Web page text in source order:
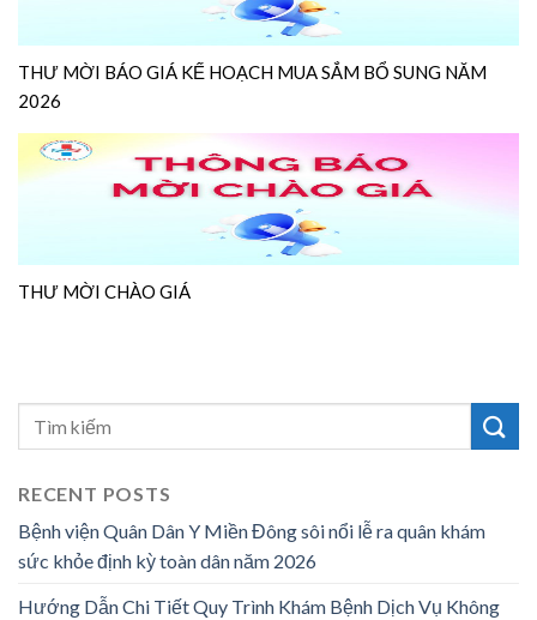
THƯ MỜI BÁO GIÁ KẾ HOẠCH MUA SẮM BỔ SUNG NĂM
2026
THƯ MỜI CHÀO GIÁ
RECENT POSTS
Bệnh viện Quân Dân Y Miền Đông sôi nổi lễ ra quân khám
sức khỏe định kỳ toàn dân năm 2026
Hướng Dẫn Chi Tiết Quy Trình Khám Bệnh Dịch Vụ Không